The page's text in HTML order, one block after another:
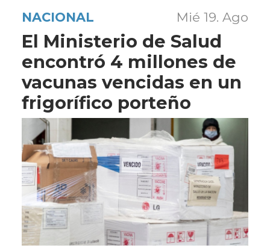
NACIONAL Mié 19. Ago
El Ministerio de Salud
encontró 4 millones de
vacunas vencidas en un
frigorífico porteño